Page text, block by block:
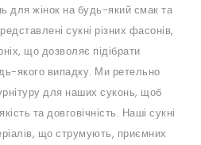
для жінок на будь-який смак та
сукні різних фасонів,
що дозволяє підібрати
якого випадку. Ми ретельно
для наших суконь, щоб
та довговічність. Наші сукні
що струмують, приємних